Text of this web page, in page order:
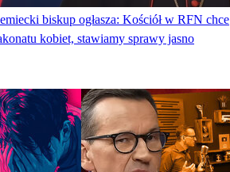
biskup ogłasza: Kościół w RFN chce
kobiet, stawiamy sprawy jasno